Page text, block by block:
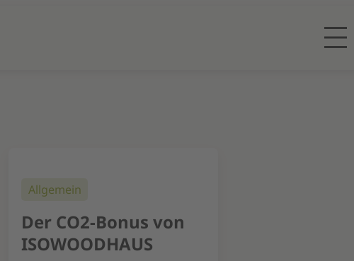
Allgemein
Der CO2-Bonus von
ISOWOODHAUS